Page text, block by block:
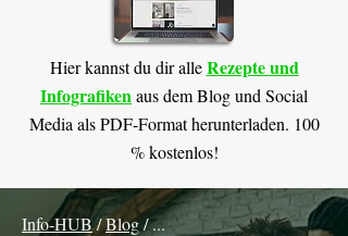
Hier kannst du dir alleRezepte und
Infografikenaus dem Blog und Social
Media als PDF-Format herunterladen. 100
% kostenlos!
Info-HUB/Blog/ ...